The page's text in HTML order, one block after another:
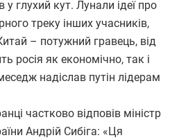
глухий кут. Лунали ідеї про
треку інших учасників,
– потужний гравець, від
росія як економічно, так і
надіслав путін лідерам
частково відповів міністр
Андрій Сибіга: «Ця